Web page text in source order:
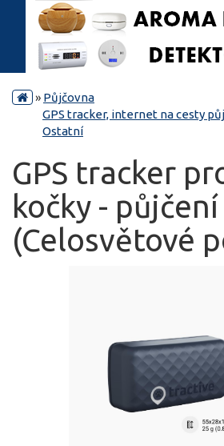
» Půjčovna
GPS tracker, internet na cesty
Ostatní
GPS tracker
kočky - půjčení
(Celosvětové